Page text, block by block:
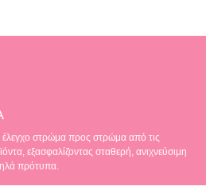
στρώμα προς στρώμα από τις
εξασφαλίζοντας σταθερή, ανιχνεύσιμη
πρότυπα.